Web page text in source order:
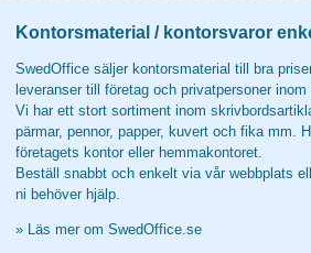
Kontorsmaterial / kontorsvaror
SwedOffice säljer kontorsmaterial till bra
leveranser till företag och privatpersoner
Vi har ett stort sortiment inom
pärmar, pennor, papper, kuvert och fika mm.
företagets kontor eller hemmakontoret.
Beställ snabbt och enkelt via vår webbplats
ni behöver hjälp.
» Läs mer om SwedOffice.se